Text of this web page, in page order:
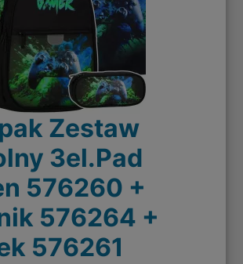
Zestaw
3el.Pad
576260 +
576264 +
576261